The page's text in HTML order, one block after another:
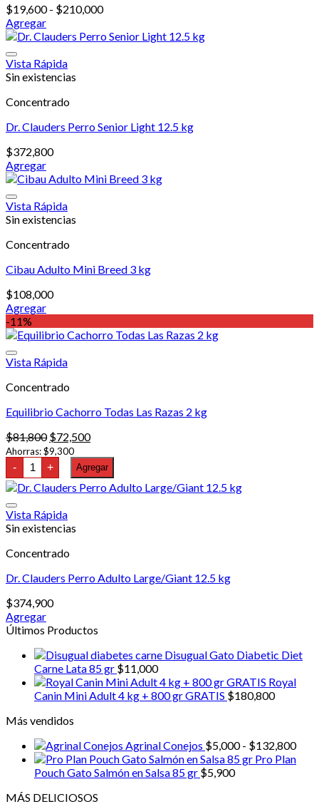
elegir
en
la
página
de
producto
$19,600 - $210,000Rango
precios:
Agregar
Este
tiene
múltiples
Las
se
elegir
en
la
página
de
producto
Vista Rápida
Sin existencias
Concentrado
Dr. Clauders Perro Senior Light 12.5 kg
$372,800
Agregar
Vista Rápida
Sin existencias
Concentrado
Cibau Adulto Mini Breed 3 kg
$108,000
Agregar
-11%
Vista Rápida
Concentrado
Equilibrio Cachorro Todas Las Razas 2 kg
$81,800 El
precio
original
era:
$81,800.
$72,500El
actual
es:
$72,500.
Ahorras:$9,300
- Equilibrio
Cachorro
Todas
Las
2
kg
+ Agregar
Vista Rápida
Sin existencias
Concentrado
Dr. Clauders Perro Adulto Large/Giant 12.5 kg
$374,900
Agregar
Últimos Productos
Disugual Gato Diabetic Diet
Carne Lata 85 gr $11,000
Royal
Canin Mini Adult 4 kg + 800 gr GRATIS $180,800
Más vendidos
Agrinal Conejos $5,000 - $132,800
de
Pro Plan
Pouch Gato Salmón en Salsa 85 gr $5,900
MÁS DELICIOSOS